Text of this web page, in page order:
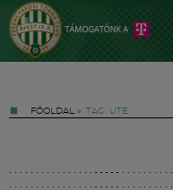
FŐOLDAL » TAG: UTE